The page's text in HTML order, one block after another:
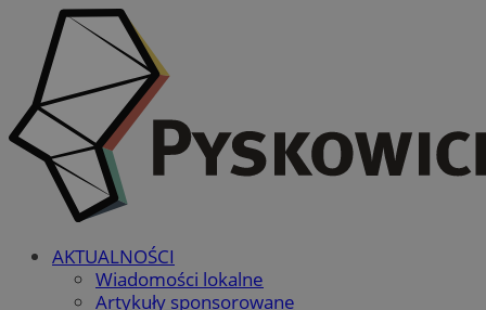
AKTUALNOŚCI
Wiadomości lokalne
Artykuły sponsorowane